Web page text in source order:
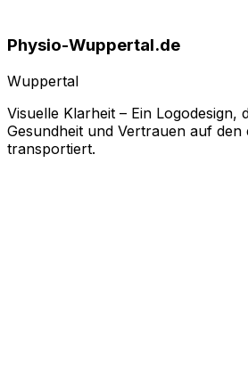
Physio-Wuppertal.de
Wuppertal
Visuelle Klarheit – Ein Logodesign,
Gesundheit und Vertrauen auf den
transportiert.